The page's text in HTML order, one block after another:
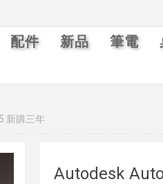
配件 新品 筆電
新購三年
Autodesk